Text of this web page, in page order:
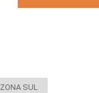
ZONA SUL